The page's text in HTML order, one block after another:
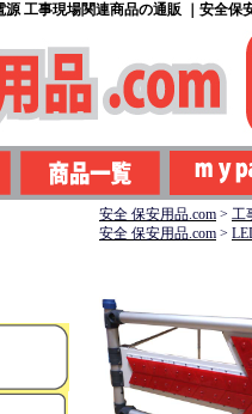
工事現場関連商品の通販 ｜安全保
安全 保安用品.com > 工
安全 保安用品.com >